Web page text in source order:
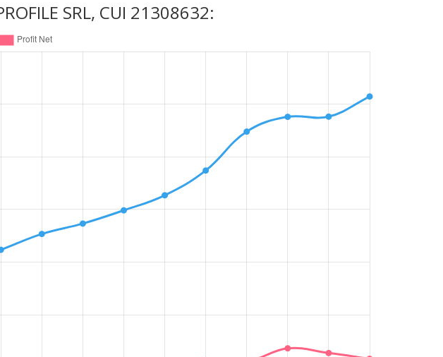
SRL, CUI 21308632: